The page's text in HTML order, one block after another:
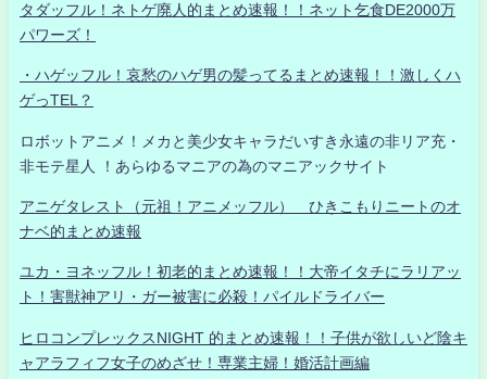
タダッフル！ネトゲ廃人的まとめ速報！！ネット乞食DE2000万
パワーズ！
・ハゲッフル！哀愁のハゲ男の髪ってるまとめ速報！！激しくハ
ゲっTEL？
ロボットアニメ！メカと美少女キャラだいすき永遠の非リア充・
非モテ星人 ！あらゆるマニアの為のマニアックサイト
アニゲタレスト（元祖！アニメッフル） ひきこもりニートのオ
ナベ的まとめ速報
ユカ・ヨネッフル！初老的まとめ速報！！大帝イタチにラリアッ
ト！害獣神アリ・ガー被害に必殺！パイルドライバー
ヒロコンプレックスNIGHT 的まとめ速報！！子供が欲しいど陰キ
ャアラフィフ女子のめざせ！専業主婦！婚活計画編